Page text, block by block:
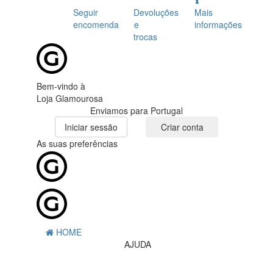
Seguir
encomenda
Devoluções
e
trocas
Mais
informações
Bem-vindo à
Loja Glamourosa
Enviamos para Portugal
Iniciar sessão
Criar conta
As suas preferências
HOME
AJUDA